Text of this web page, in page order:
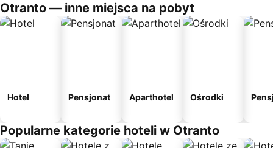
Otranto — inne miejsca na pobyt
Hotel Pensjonat Aparthotel Ośrodki
Popularne kategorie hoteli w Otranto